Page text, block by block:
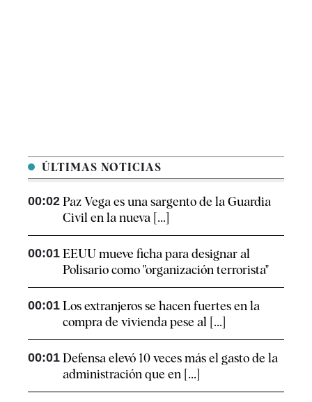
ÚLTIMAS NOTICIAS
00:02 Paz Vega es una sargento de la Guardia
Civil en la nueva [...]
00:01 EEUU mueve ficha para designar al
Polisario como "organización terrorista"
00:01 Los extranjeros se hacen fuertes en la
compra de vivienda pese al [...]
00:01 Defensa elevó 10 veces más el gasto de la
administración que en [...]